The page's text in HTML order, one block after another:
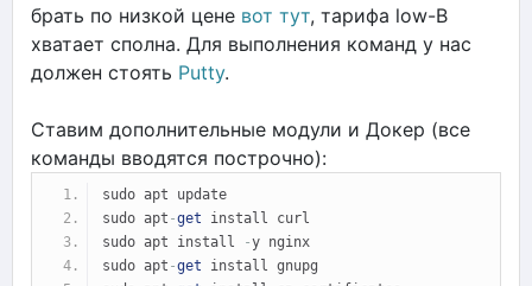
брать по низкой цене вот тут, тарифа low-B
хватает сполна. Для выполнения команд у нас
должен стоять Putty.
Ставим дополнительные модули и Докер (все
команды вводятся построчно):
sudo apt update
sudo apt -get install curl
sudo apt install
-y nginx
sudo apt -get install gnupg